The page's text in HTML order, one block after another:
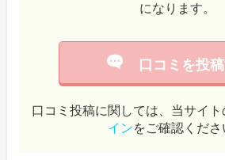
になります。
口コミを投
口コミ投稿に関しては、当サイト
インをご確認くださ